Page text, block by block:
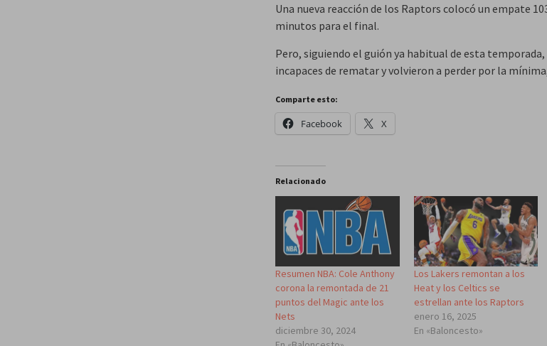
Una nueva reacción de los Raptors colocó un empate
minutos para el final.
Pero, siguiendo el guión ya habitual de esta
incapaces de rematar y volvieron a perder por la
Comparte esto:
Facebook X
Relacionado
Resumen NBA: Cole Anthony
corona la remontada de 21
puntos del Magic ante los
Nets
diciembre 30, 2024
Los Lakers remontan a los
Heat y los Celtics se
estrellan ante los Raptors
enero 16, 2025
En «Baloncesto»